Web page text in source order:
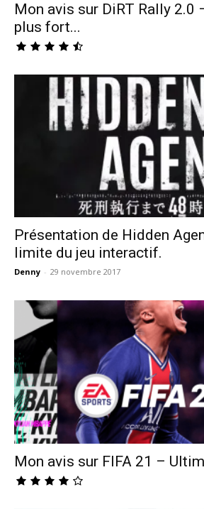
Mon avis sur DiRT Rally 2.0
plus fort...
Présentation de Hidden
limite du jeu interactif.
Denny - 29 novembre 2017
Mon avis sur FIFA 21 –